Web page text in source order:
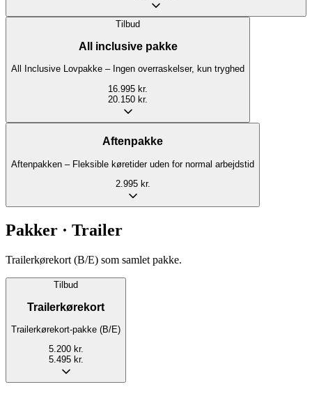
Tilbud
All inclusive pakke
All Inclusive Lovpakke – Ingen overraskelser, kun tryghed
16.995 kr.
20.150 kr.
Aftenpakke
Aftenpakken – Fleksible køretider uden for normal arbejdstid
2.995 kr.
Pakker · Trailer
Trailerkørekort (B/E) som samlet pakke.
Tilbud
Trailerkørekort
Trailerkørekort-pakke (B/E)
5.200 kr.
5.495 kr.